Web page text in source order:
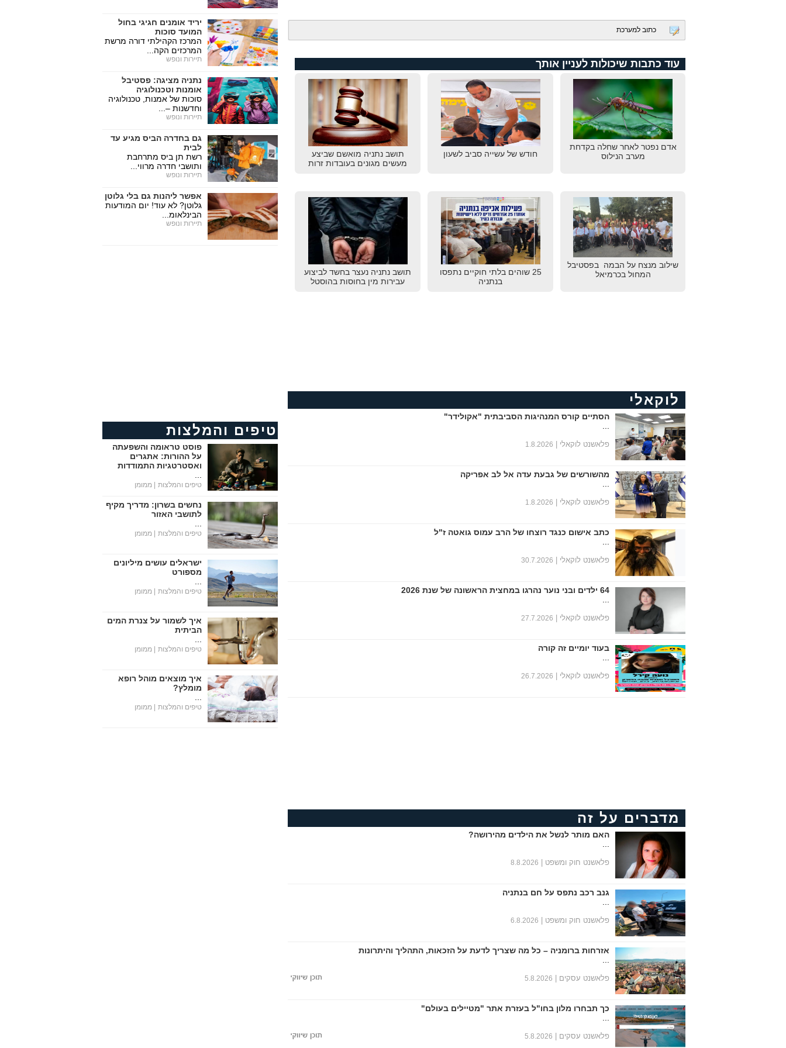
כתוב למערכת
עוד כתבות שיכולות לעניין אותך
אדם נפטר לאחר שחלה בקדחת
מערב הנילוס
חודש של עשייה סביב לשעון
תושב נתניה מואשם שביצע
מעשים מגונים בעובדות זרות
שילוב מנצח על הבמה בפסטיבל
המחול בכרמיאל
25 שוהים בלתי חוקיים נתפסו
בנתניה
תושב נתניה נעצר בחשד לביצוע
עבירות מין בחוסות בהוסטל
לוקאלי
הסתיים קורס המנהיגות הסביבתית "אקולידר"
פלאשנט לוקאלי | 1.8.2026
מהשורשים של גבעת עדה אל לב אפריקה
פלאשנט לוקאלי | 1.8.2026
כתב אישום כנגד רוצחו של הרב עמוס גואטה ז"ל
פלאשנט לוקאלי | 30.7.2026
64 ילדים ובני נוער נהרגו במחצית הראשונה של שנת 2026
פלאשנט לוקאלי | 27.7.2026
בעוד יומיים זה קורה
פלאשנט לוקאלי | 26.7.2026
מדברים על זה
האם מותר לנשל את הילדים מהירושה?
פלאשנט חוק ומשפט | 8.8.2026
גנב רכב נתפס על חם בנתניה
פלאשנט חוק ומשפט | 6.8.2026
אזרחות ברומניה – כל מה שצריך לדעת על הזכאות, התהליך והיתרונות
פלאשנט עסקים | 5.8.2026
כך תבחרו מלון בחו"ל בעזרת אתר "מטיילים בעולם"
פלאשנט עסקים | 5.8.2026
יריד אומנים חגיגי בחול
המועד סוכות
המרכז הקהילתי דורה מרשת
המרכזים הקה...
תיירות ונופש
נתניה מציגה: פסטיבל
אומנות וטכנולוגיה
סוכות של אמנות, טכנולוגיה
וחדשנות –...
תיירות ונופש
גם בחדרה הביס מגיע עד
לבית
רשת תן ביס מתרחבת
ותושבי חדרה מרווי...
תיירות ונופש
אפשר ליהנות גם בלי גלוטן
גלוטן? לא עוד! יום המודעות
הבינלאומ...
תיירות ונופש
טיפים והמלצות
פוסט טראומה והשפעתה
על ההורות: אתגרים
ואסטרטגיות התמודדות
טיפים והמלצות | ממומן
נחשים בשרון: מדריך מקיף
לתושבי האזור
טיפים והמלצות | ממומן
ישראלים עושים מיליונים
מספורט
טיפים והמלצות | ממומן
איך לשמור על צנרת המים
הביתית
טיפים והמלצות | ממומן
איך מוצאים מוהל רופא
מומלץ?
טיפים והמלצות | ממומן